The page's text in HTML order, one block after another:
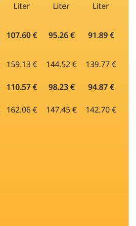
Liter
Liter
Liter
107.60 € 95.26 € 91.89 €
159.13 € 144.52 € 139.77 €
110.57 € 98.23 € 94.87 €
162.06 € 147.45 € 142.70 €